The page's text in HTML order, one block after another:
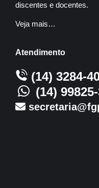
discentes e docentes.
Veja mais…
Atendimento
(14) 3284-
(14)